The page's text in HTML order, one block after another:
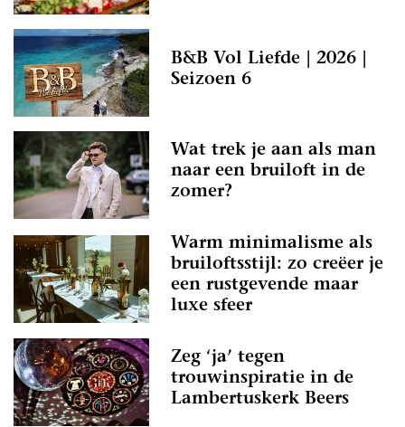
B&B Vol Liefde | 2026 |
Seizoen 6
Wat trek je aan als man
naar een bruiloft in de
zomer?
Warm minimalisme als
bruiloftsstijl: zo creëer je
een rustgevende maar
luxe sfeer
Zeg ‘ja’ tegen
trouwinspiratie in de
Lambertuskerk Beers